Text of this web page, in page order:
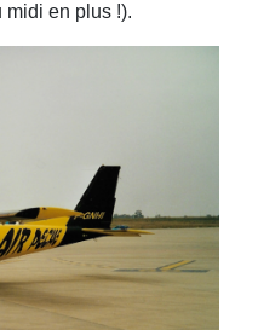
midi en plus !).